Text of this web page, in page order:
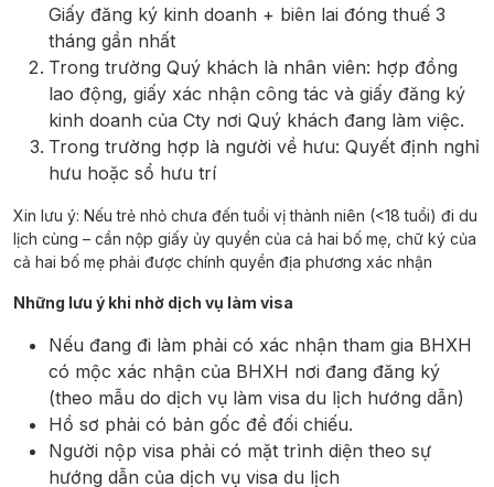
Giấy đăng ký kinh doanh + biên lai đóng thuế 3
tháng gần nhất
Trong trường Quý khách là nhân viên: hợp đồng
lao động, giấy xác nhận công tác và giấy đăng ký
kinh doanh của Cty nơi Quý khách đang làm việc.
Trong trường hợp là người về hưu: Quyết định nghỉ
hưu hoặc sổ hưu trí
Xin lưu ý: Nếu trẻ nhỏ chưa đến tuổi vị thành niên (<18 tuổi) đi du
lịch cùng – cần nộp giấy ủy quyền của cả hai bố mẹ, chữ ký của
cả hai bố mẹ phải được chính quyền địa phương xác nhận
Những lưu ý khi nhờ dịch vụ làm visa
Nếu đang đi làm phải có xác nhận tham gia BHXH
có mộc xác nhận của BHXH nơi đang đăng ký
(theo mẫu do dịch vụ làm visa du lịch hướng dẫn)
Hồ sơ phải có bản gốc để đối chiếu.
Người nộp visa phải có mặt trình diện theo sự
hướng dẫn của dịch vụ visa du lịch